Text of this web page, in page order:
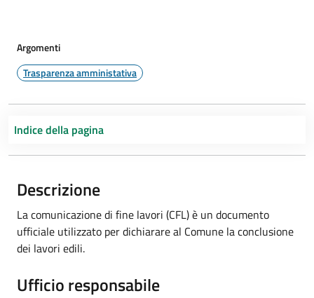
Argomenti
Trasparenza amministativa
Indice della pagina
Descrizione
La comunicazione di fine lavori (CFL) è un documento
ufficiale utilizzato per dichiarare al Comune la conclusione
dei lavori edili.
Ufficio responsabile